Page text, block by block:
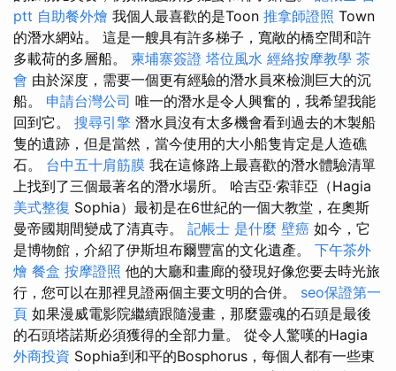
ptt 自助餐外燴 我個人最喜歡的是Toon 推拿師證照 Town
的潛水網站。 這是一艘具有許多梯子，寬敞的橋空間和許
多載荷的多層船。 柬埔寨簽證 塔位風水 經絡按摩教學 茶
會 由於深度，需要一個更有經驗的潛水員來檢測巨大的沉
船。 申請台灣公司 唯一的潛水是令人興奮的，我希望我能
回到它。 搜尋引擎 潛水員沒有太多機會看到過去的木製船
隻的遺跡，但是當然，當今使用的大小船隻肯定是人造礁
石。 台中五十肩筋膜 我在這條路上最喜歡的潛水體驗清單
上找到了三個最著名的潛水場所。 哈吉亞·索菲亞（Hagia
美式整復 Sophia）最初是在6世紀的一個大教堂，在奧斯
曼帝國期間變成了清真寺。 記帳士 是什麼 壁癌 如今，它
是博物館，介紹了伊斯坦布爾豐富的文化遺產。 下午茶外
燴 餐盒 按摩證照 他的大廳和畫廊的發現好像您要去時光旅
行，您可以在那裡見證兩個主要文明的合併。 seo保證第一
頁 如果漫威電影院繼續跟隨漫畫，那麼靈魂的石頭是最後
的石頭塔諾斯必須獲得的全部力量。 從令人驚嘆的Hagia
外商投資 Sophia到和平的Bosphorus，每個人都有一些東